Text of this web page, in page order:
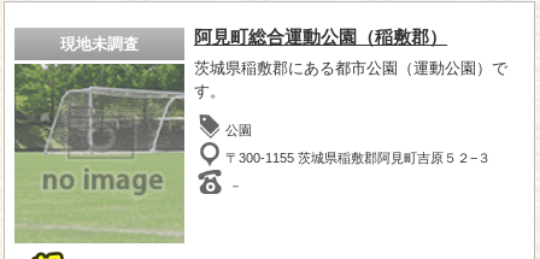
現地未調査 阿見町総合運動公園（稲敷郡）
茨城県稲敷郡にある都市公園（運動公園）で
す。
公園
〒300-1155 茨城県稲敷郡阿見町吉原５２−３
－